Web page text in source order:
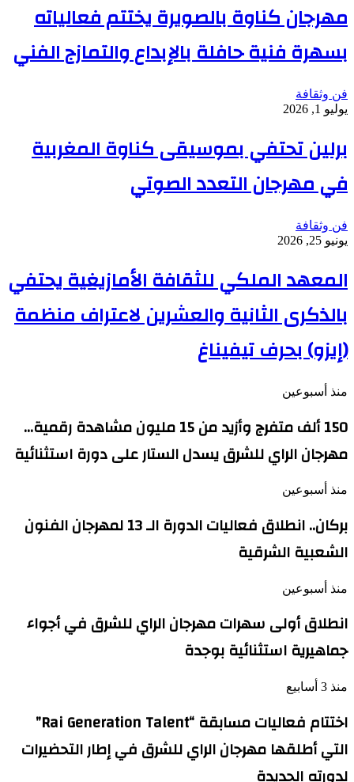
مهرجان كناوة بالصويرة يختتم فعالياته
بسهرة فنية حافلة بالإبداع والتمازج الفني
فن وثقافة
يوليو 1, 2026
برلين تحتفي بموسيقى كناوة المغربية
في مهرجان التعدد الصوتي
فن وثقافة
يونيو 25, 2026
المعهد الملكي للثقافة الأمازيغية يحتفي
بالذكرى الثانية والعشرين لاعتراف منظمة
(إيزو) بحرف تيفيناغ
منذ أسبوعين
150 ألف متفرج وأزيد من 15 مليون مشاهدة رقمية…
مهرجان الراي للشرق يسدل الستار على دورة استثنائية
منذ أسبوعين
بركان.. انطلاق فعاليات الدورة الـ 13 لمهرجان الفنون
الشعبية الشرقية
منذ أسبوعين
انطلاق أولى سهرات مهرجان الراي للشرق في أجواء
جماهيرية استثنائية بوجدة
منذ 3 أسابيع
اختتام فعاليات مسابقة “Rai Generation Talent”
التي أطلقها مهرجان الراي للشرق في إطار التحضيرات
لدورته الجديدة